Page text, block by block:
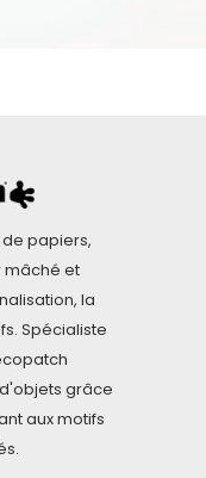
papiers,
mâché et
la
Spécialiste
grâce
aux motifs